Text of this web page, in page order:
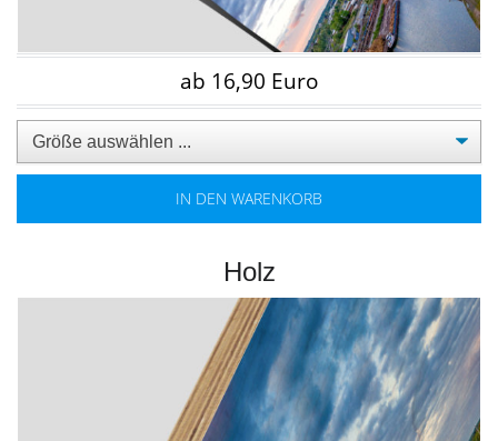
ab 16,90 Euro
IN DEN WARENKORB
Holz